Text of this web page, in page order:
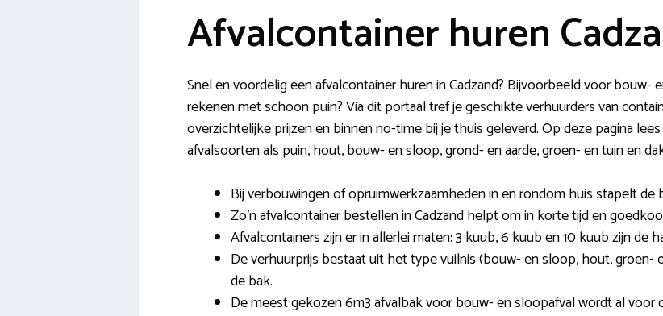
Afvalcontainer huren
Snel en voordelig een afvalcontainer huren in Cadzand? Bijvoorbeeld voor
rekenen met schoon puin? Via dit portaal tref je geschikte verhuurders van
overzichtelijke prijzen en binnen no-time bij je thuis geleverd. Op deze pagina
afvalsoorten als puin, hout, bouw- en sloop, grond- en aarde, groen- en tuin en
Bij verbouwingen of opruimwerkzaamheden in en rondom huis stapelt de
Zo’n afvalcontainer bestellen in Cadzand helpt om in korte tijd en
Afvalcontainers zijn er in allerlei maten: 3 kuub, 6 kuub en 10 kuub zijn de
De verhuurprijs bestaat uit het type vuilnis (bouw- en sloop, hout, groen-
de bak.
De meest gekozen 6m3 afvalbak voor bouw- en sloopafval wordt al voor